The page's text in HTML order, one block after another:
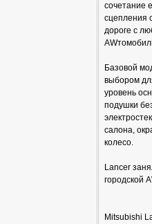
сочетание
сцепления
дороге с
Базовой
выбором
уровень
подушки
салона,
колесо.
Lancer
городской
Mitsubishi